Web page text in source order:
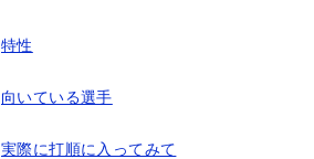
特性
向いている選手
実際に打順に入ってみて